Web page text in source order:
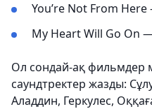
You’re Not From
My Heart Will Go On
Ол сондай-ақ фильмдер
саундтректер жазды:
Аладдин, Геркулес,